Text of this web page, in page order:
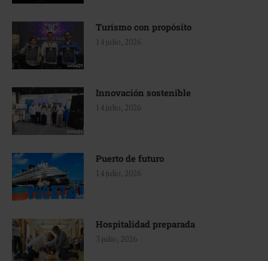
Turismo con propósito
14 julio, 2026
Innovación sostenible
14 julio, 2026
Puerto de futuro
14 julio, 2026
Hospitalidad preparada
3 julio, 2026